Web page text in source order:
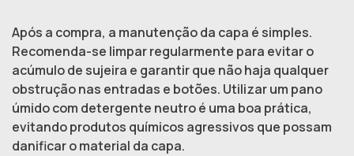
Após a compra, a manutenção da capa é simples.
Recomenda-se limpar regularmente para evitar o
acúmulo de sujeira e garantir que não haja qualquer
obstrução nas entradas e botões. Utilizar um pano
úmido com detergente neutro é uma boa prática,
evitando produtos químicos agressivos que possam
danificar o material da capa.